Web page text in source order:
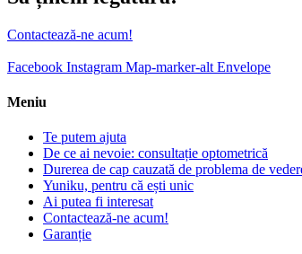
Contactează-ne acum!
Facebook Instagram Map-marker-alt Envelope
Meniu
Te putem ajuta
De ce ai nevoie: consultație optometrică
Durerea de cap cauzată de problema de
Yuniku, pentru că ești unic
Ai putea fi interesat
Contactează-ne acum!
Garanție